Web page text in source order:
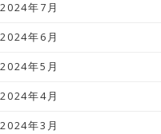
2024年7月
2024年6月
2024年5月
2024年4月
2024年3月